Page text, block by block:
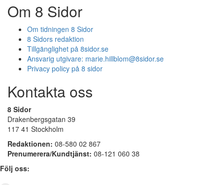
Om 8 Sidor
Om tidningen 8 Sidor
8 Sidors redaktion
Tillgänglighet på 8sidor.se
Ansvarig utgivare: marie.hillblom@8sidor.se
Privacy policy på 8 sidor
Kontakta oss
8 Sidor
Drakenbergsgatan 39
117 41 Stockholm
Redaktionen: 08-580 02 867
Prenumerera/Kundtjänst: 08-121 060 38
Följ oss: